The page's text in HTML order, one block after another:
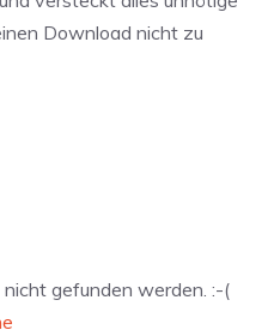
Download nicht zu
gefunden werden. :-(